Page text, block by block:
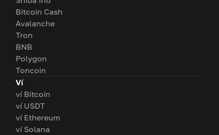
Bitcoin Cash
Avalanche
Tron
BNB
Polygon
Toncoin
Ví
ví Bitcoin
ví USDT
ví Ethereum
ví Solana